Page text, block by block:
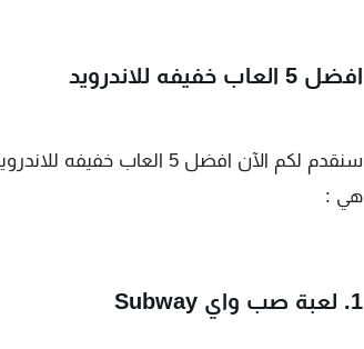
افضل 5 العاب خفيفه للاندرويد
سنقدم لكم الآن افضل 5
هي :
1. لعبة صب واي Subway